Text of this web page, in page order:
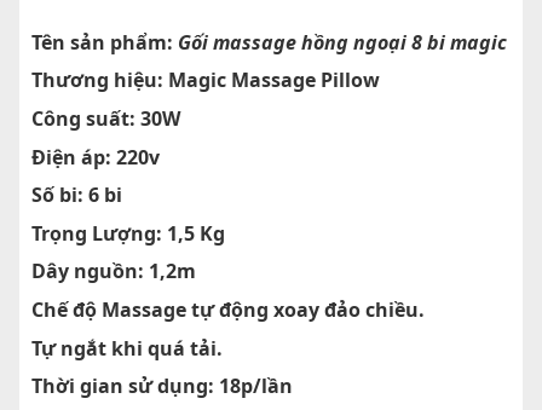
Tên sản phẩm: Gối massage hồng ngoại 8 bi magic
Thương hiệu: Magic Massage Pillow
Công suất: 30W
Điện áp: 220v
Số bi: 6 bi
Trọng Lượng: 1,5 Kg
Dây nguồn: 1,2m
Chế độ Massage tự động xoay đảo chiều.
Tự ngắt khi quá tải.
Thời gian sử dụng: 18p/lần